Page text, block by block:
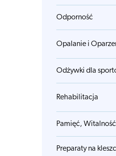
Odporność
Opalanie i
Odżywki dla
Rehabilitacja
Pamięć, Witalność
Preparaty na